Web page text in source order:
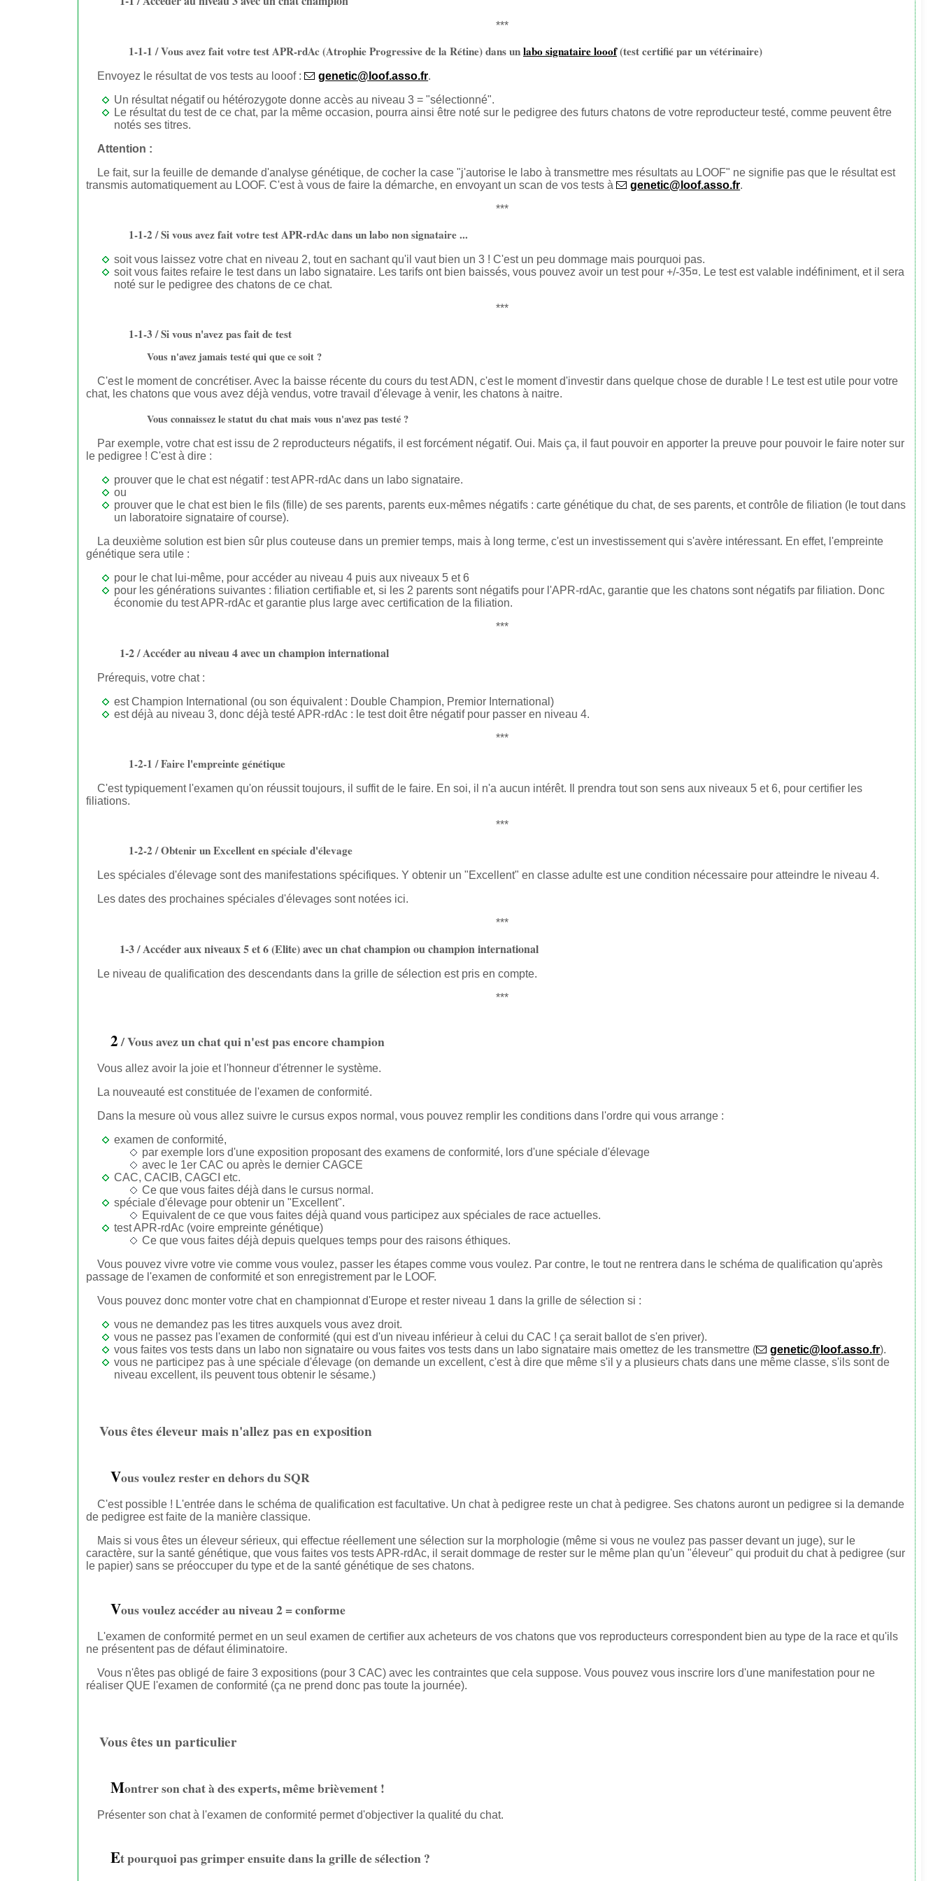
***
1-1-1 / Vous avez fait votre test APR-rdAc (Atrophie Progressive de la Rétine) dans unlabo signataire looof(test certifié par un vétérinaire)
Envoyez le résultat de vos tests au looof : genetic@loof.asso.fr.
Un résultat négatif ou hétérozygote donne accès au niveau 3 = "sélectionné".
Le résultat du test de ce chat, par la même occasion, pourra ainsi être noté sur le pedigree des futurs chatons de votre reproducteur testé, comme peuvent être
notés ses titres.
Attention :
Le fait, sur la feuille de demande d'analyse génétique, de cocher la case "j'autorise le labo à transmettre mes résultats au LOOF" ne signifie pas que le résultat est
transmis automatiquement au LOOF. C'est à vous de faire la démarche, en envoyant un scan de vos tests à
genetic@loof.asso.fr.
***
1-1-2 / Si vous avez fait votre test APR-rdAc dans un labo non signataire ...
soit vous laissez votre chat en niveau 2, tout en sachant qu'il vaut bien un 3 ! C'est un peu dommage mais pourquoi pas.
soit vous faites refaire le test dans un labo signataire. Les tarifs ont bien baissés, vous pouvez avoir un test pour +/-35¤. Le test est valable indéfiniment, et il sera
noté sur le pedigree des chatons de ce chat.
***
1-1-3 / Si vous n'avez pas fait de test
Vous n'avez jamais testé qui que ce soit ?
C'est le moment de concrétiser. Avec la baisse récente du cours du test ADN, c'est le moment d'investir dans quelque chose de durable ! Le test est utile pour votre
chat, les chatons que vous avez déjà vendus, votre travail d'élevage à venir, les chatons à naitre.
Vous connaissez le statut du chat mais vous n'avez pas testé ?
Par exemple, votre chat est issu de 2 reproducteurs négatifs, il est forcément négatif. Oui. Mais ça, il faut pouvoir en apporter la preuve pour pouvoir le faire noter sur
le pedigree ! C'est à dire :
prouver que le chat est négatif : test APR-rdAc dans un labo signataire.
ou
prouver que le chat est bien le fils (fille) de ses parents, parents eux-mêmes négatifs : carte génétique du chat, de ses parents, et contrôle de filiation (le tout dans
un laboratoire signataire of course).
La deuxième solution est bien sûr plus couteuse dans un premier temps, mais à long terme, c'est un investissement qui s'avère intéressant. En effet, l'empreinte
génétique sera utile :
pour le chat lui-même, pour accéder au niveau 4 puis aux niveaux 5 et 6
pour les générations suivantes : filiation certifiable et, si les 2 parents sont négatifs pour l'APR-rdAc, garantie que les chatons sont négatifs par filiation. Donc
économie du test APR-rdAc et garantie plus large avec certification de la filiation.
***
1-2 / Accéder au niveau 4 avec un champion international
Prérequis, votre chat :
est Champion International (ou son équivalent : Double Champion, Premior International)
est déjà au niveau 3, donc déjà testé APR-rdAc : le test doit être négatif pour passer en niveau 4.
***
1-2-1 / Faire l'empreinte génétique
C'est typiquement l'examen qu'on réussit toujours, il suffit de le faire. En soi, il n'a aucun intérêt. Il prendra tout son sens aux niveaux 5 et 6, pour certifier les
filiations.
***
1-2-2 / Obtenir un Excellent en spéciale d'élevage
Les spéciales d'élevage sont des manifestations spécifiques. Y obtenir un "Excellent" en classe adulte est une condition nécessaire pour atteindre le niveau 4.
Les dates des prochaines spéciales d'élevages sont notées ici.
***
1-3 / Accéder aux niveaux 5 et 6 (Elite) avec un chat champion ou champion international
Le niveau de qualification des descendants dans la grille de sélection est pris en compte.
***
2/ Vous avez un chat qui n'est pas encore champion
Vous allez avoir la joie et l'honneur d'étrenner le système.
La nouveauté est constituée de l'examen de conformité.
Dans la mesure où vous allez suivre le cursus expos normal, vous pouvez remplir les conditions dans l'ordre qui vous arrange :
examen de conformité,
par exemple lors d'une exposition proposant des examens de conformité, lors d'une spéciale d'élevage
avec le 1er CAC ou après le dernier CAGCE
CAC, CACIB, CAGCI etc.
Ce que vous faites déjà dans le cursus normal.
spéciale d'élevage pour obtenir un "Excellent".
Equivalent de ce que vous faites déjà quand vous participez aux spéciales de race actuelles.
test APR-rdAc (voire empreinte génétique)
Ce que vous faites déjà depuis quelques temps pour des raisons éthiques.
Vous pouvez vivre votre vie comme vous voulez, passer les étapes comme vous voulez. Par contre, le tout ne rentrera dans le schéma de qualification qu'après
passage de l'examen de conformité et son enregistrement par le LOOF.
Vous pouvez donc monter votre chat en championnat d'Europe et rester niveau 1 dans la grille de sélection si :
vous ne demandez pas les titres auxquels vous avez droit.
vous ne passez pas l'examen de conformité (qui est d'un niveau inférieur à celui du CAC ! ça serait ballot de s'en priver).
vous faites vos tests dans un labo non signataire ou vous faites vos tests dans un labo signataire mais omettez de les transmettre (
genetic@loof.asso.fr).
vous ne participez pas à une spéciale d'élevage (on demande un excellent, c'est à dire que même s'il y a plusieurs chats dans une même classe, s'ils sont de
niveau excellent, ils peuvent tous obtenir le sésame.)
Vous êtes éleveur mais n'allez pas en exposition
Vous voulez rester en dehors du SQR
C'est possible ! L'entrée dans le schéma de qualification est facultative. Un chat à pedigree reste un chat à pedigree. Ses chatons auront un pedigree si la demande
de pedigree est faite de la manière classique.
Mais si vous êtes un éleveur sérieux, qui effectue réellement une sélection sur la morphologie (même si vous ne voulez pas passer devant un juge), sur le
caractère, sur la santé génétique, que vous faites vos tests APR-rdAc, il serait dommage de rester sur le même plan qu'un "éleveur" qui produit du chat à pedigree (sur
le papier) sans se préoccuper du type et de la santé génétique de ses chatons.
Vous voulez accéder au niveau 2 = conforme
L'examen de conformité permet en un seul examen de certifier aux acheteurs de vos chatons que vos reproducteurs correspondent bien au type de la race et qu'ils
ne présentent pas de défaut éliminatoire.
Vous n'êtes pas obligé de faire 3 expositions (pour 3 CAC) avec les contraintes que cela suppose. Vous pouvez vous inscrire lors d'une manifestation pour ne
réaliser QUE l'examen de conformité (ça ne prend donc pas toute la journée).
Vous êtes un particulier
Montrer son chat à des experts, même brièvement !
Présenter son chat à l'examen de conformité permet d'objectiver la qualité du chat.
Et pourquoi pas grimper ensuite dans la grille de sélection ?